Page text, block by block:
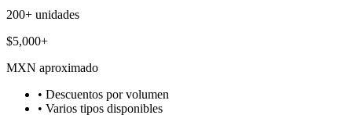
200+ unidades
$5,000+
MXN aproximado
• Descuentos por volumen
• Varios tipos disponibles